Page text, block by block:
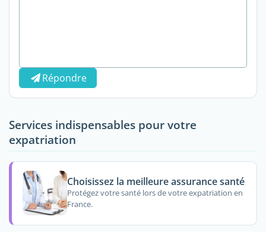
Répondre
Services indispensables pour votre
expatriation
Choisissez la meilleure assurance santé
Protégez votre santé lors de votre expatriation en
France.